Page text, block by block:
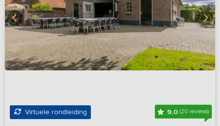
Virtuele rondleiding 9,0 (20 reviews)